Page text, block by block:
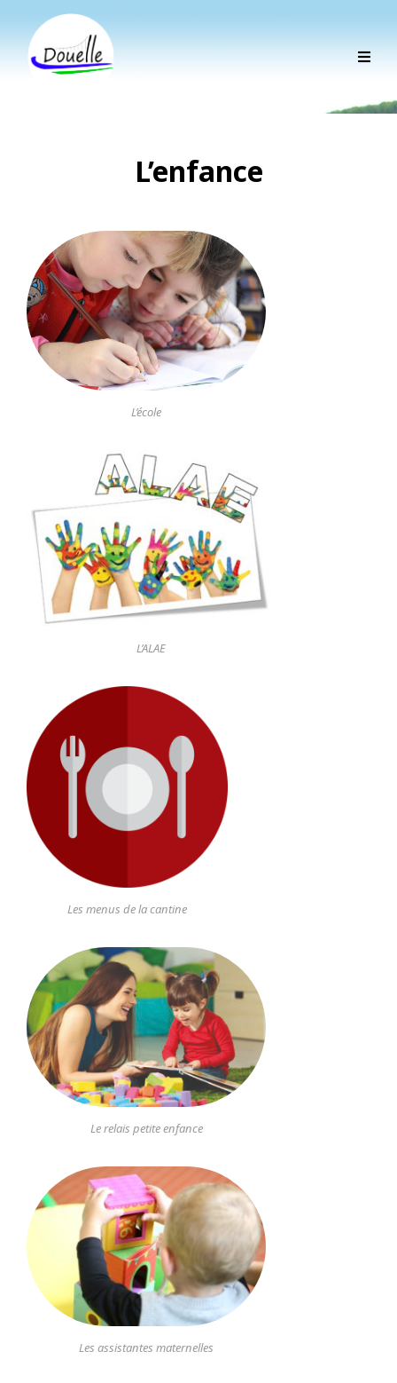
L’enfance
L’école
L’ALAE
Les menus de la cantine
Le relais petite enfance
Les assistantes maternelles